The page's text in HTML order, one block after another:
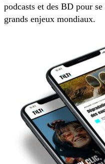
podcasts et des BD pour
grands enjeux mondiaux.